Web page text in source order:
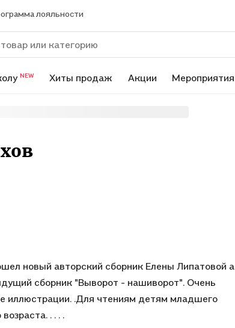
лояльности
NEW Хиты продаж Акции Мероприятия
новый авторский сборник Елены Липатовой а
сборник "Выворот - нашиворот". Очень
иллюстрации. .Для чтениям детям младшего
. . . .